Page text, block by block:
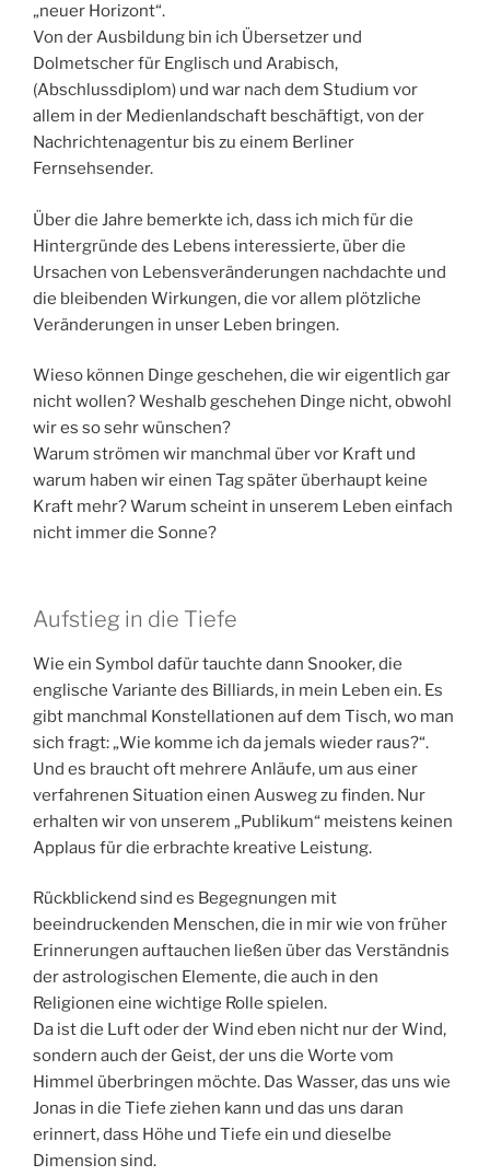
„neuer Horizont“.
Von der Ausbildung bin ich Übersetzer und
Dolmetscher für Englisch und Arabisch,
(Abschlussdiplom) und war nach dem Studium vor
allem in der Medienlandschaft beschäftigt, von der
Nachrichtenagentur bis zu einem Berliner
Fernsehsender.
Über die Jahre bemerkte ich, dass ich mich für die
Hintergründe des Lebens interessierte, über die
Ursachen von Lebensveränderungen nachdachte und
die bleibenden Wirkungen, die vor allem plötzliche
Veränderungen in unser Leben bringen.
Wieso können Dinge geschehen, die wir eigentlich gar
nicht wollen? Weshalb geschehen Dinge nicht, obwohl
wir es so sehr wünschen?
Warum strömen wir manchmal über vor Kraft und
warum haben wir einen Tag später überhaupt keine
Kraft mehr? Warum scheint in unserem Leben einfach
nicht immer die Sonne?
Aufstieg in die Tiefe
Wie ein Symbol dafür tauchte dann Snooker, die
englische Variante des Billiards, in mein Leben ein. Es
gibt manchmal Konstellationen auf dem Tisch, wo man
sich fragt: „Wie komme ich da jemals wieder raus?“.
Und es braucht oft mehrere Anläufe, um aus einer
verfahrenen Situation einen Ausweg zu finden. Nur
erhalten wir von unserem „Publikum“ meistens keinen
Applaus für die erbrachte kreative Leistung.
Rückblickend sind es Begegnungen mit
beeindruckenden Menschen, die in mir wie von früher
Erinnerungen auftauchen ließen über das Verständnis
der astrologischen Elemente, die auch in den
Religionen eine wichtige Rolle spielen.
Da ist die Luft oder der Wind eben nicht nur der Wind,
sondern auch der Geist, der uns die Worte vom
Himmel überbringen möchte. Das Wasser, das uns wie
Jonas in die Tiefe ziehen kann und das uns daran
erinnert, dass Höhe und Tiefe ein und dieselbe
Dimension sind.